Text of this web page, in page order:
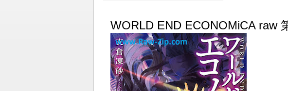
WORLD END ECONOMiCA raw